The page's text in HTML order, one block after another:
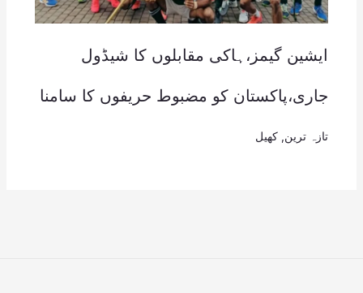
ایشین گیمز،ہاکی مقابلوں کا شیڈول
جاری،پاکستان کو مضبوط حریفوں کا سامنا
تازہ ترین کھیل